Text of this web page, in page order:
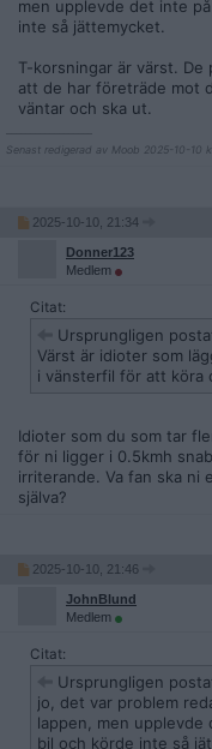
men upplevde det inte
inte så jättemycket.
T-korsningar är värst. De
att de har företräde mot
väntar och ska ut.
Senast redigerad av Moob 2025-10-10
2025-10-10, 21:34
Donner123
Medlem
Citat:
Ursprungligen
Värst är idioter som
i vänsterfil för att köra
Idioter som du som tar
för ni ligger i 0.5kmh
irriterande. Va fan ska ni
själva?
2025-10-10, 21:46
JohnBlund
Medlem
Citat:
Ursprungligen
jo, det var problem
lappen, men upplevde
bil och körde inte så